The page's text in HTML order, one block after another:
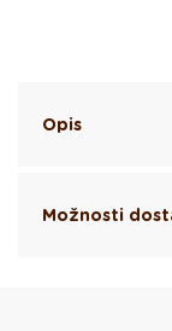
Opis
Možnosti